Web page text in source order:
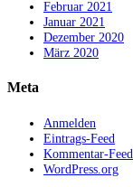
Februar 2021
Januar 2021
Dezember 2020
März 2020
Meta
Anmelden
Eintrags-Feed
Kommentar-Feed
WordPress.org